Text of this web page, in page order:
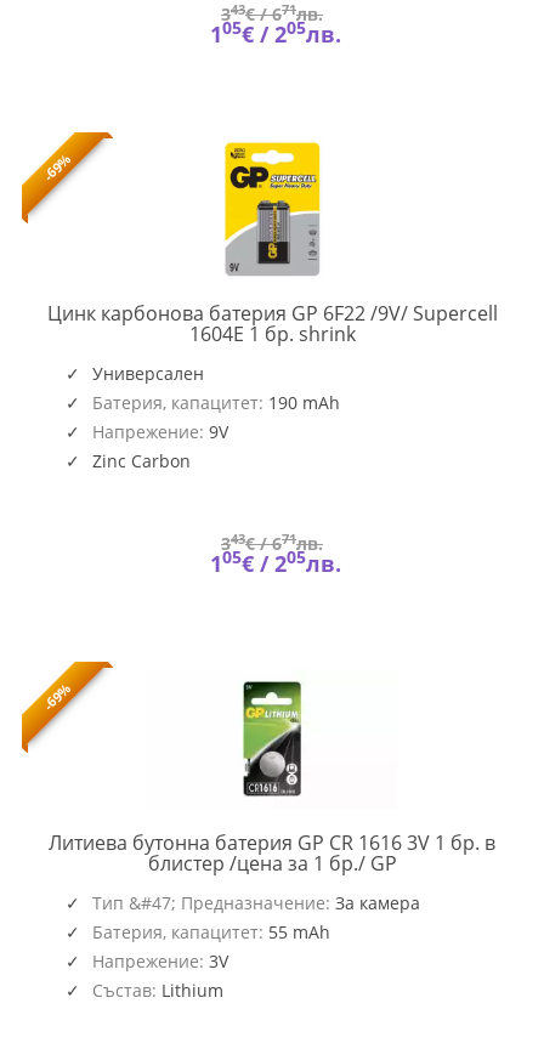
343€ /671лв.
105€ /205лв.
-69%
Цинк карбонова батерия GP 6F22 /9V/ Supercell
1604E 1 бр. shrinkGP-
Универсален
Батерия, капацитет: 190 mAh
Напрежение: 9V
Zinc Carbon
343€ /671лв.
105€ /205лв.
-69%
Литиева бутонна батерия GP CR 1616 3V 1 бр. в
блистер /цена за 1 бр./ GPGP-
CR1616-
Тип &#47; Предназначение: За камера
Батерия, капацитет: 55 mAh
Напрежение: 3V
Състав: Lithium